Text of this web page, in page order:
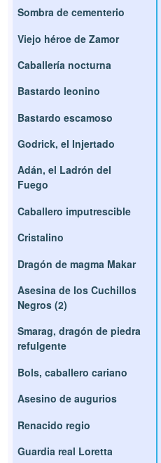
Sombra de cementerio
Viejo héroe de Zamor
Caballería nocturna
Bastardo leonino
Bastardo escamoso
Godrick, el Injertado
Adán, el Ladrón del
Fuego
Caballero imputrescible
Cristalino
Dragón de magma Makar
Asesina de los Cuchillos
Negros (2)
Smarag, dragón de piedra
refulgente
Bols, caballero cariano
Asesino de augurios
Renacido regio
Guardia real Loretta